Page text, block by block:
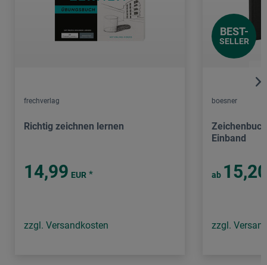
frechverlag
Richtig zeichnen lernen
14,99 EUR *
zzgl. Versandkosten
BEST-
SELLER
boesner
Einband
ab 15,20
zzgl.